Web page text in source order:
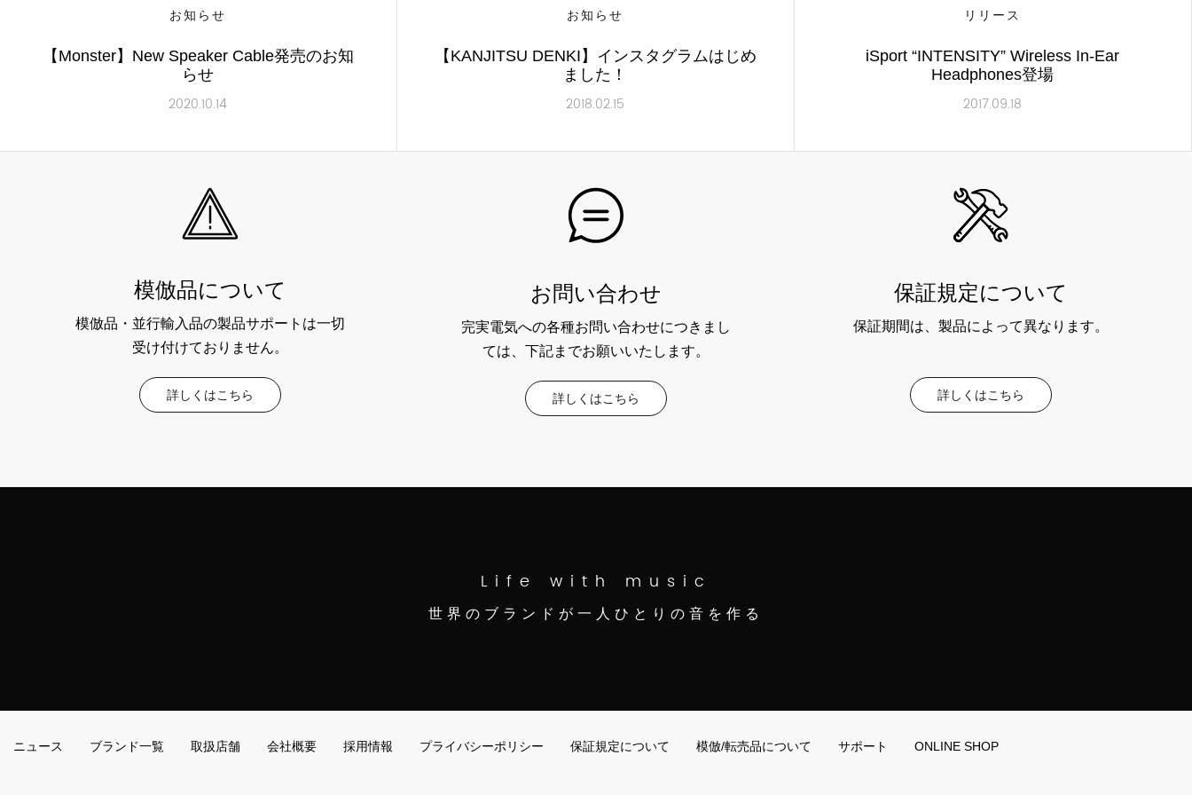
お知らせ
【Monster】New Speaker Cable発売のお知
らせ
2020.10.14
お知らせ
【KANJITSU DENKI】インスタグラムはじめ
ました！
2018.02.15
リリース
iSport “INTENSITY” Wireless In-Ear
Headphones登場
2017.09.18
模倣品について
模倣品・並行輸入品の製品サポートは一切
受け付けておりません。
詳しくはこちら
お問い合わせ
完実電気への各種お問い合わせにつきまし
ては、下記までお願いいたします。
詳しくはこちら
保証規定について
保証期間は、製品によって異なります。
詳しくはこちら
Life with music
世界のブランドが一人ひとりの音を作る
ニュース ブランド一覧 取扱店舗 会社概要 採用情報 プライバシーポリシー 保証規定について 模倣/転売品について サポート ONLINE SHOP